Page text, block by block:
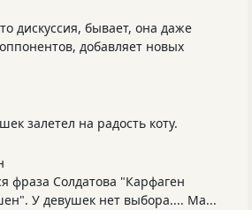
дискуссия, бывает, она даже
добавляет новых
залетел на радость коту.
фраза Солдатова "Карфаген
У девушек нет выбора.... Ма...